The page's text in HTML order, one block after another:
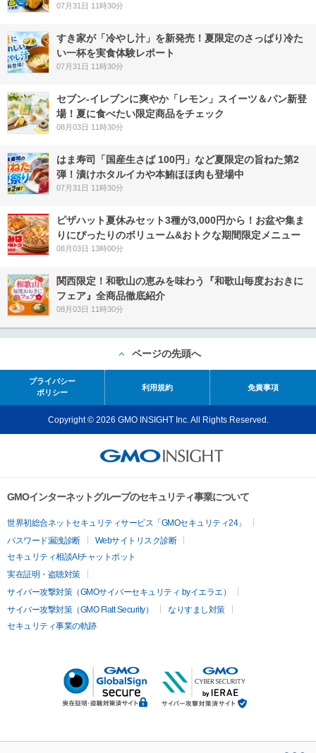
07月31日 11時30分
すき家が「冷やし汁」を新発売！夏限定のさっぱり冷た
い一杯を実食体験レポート
07月31日 11時30分
セブン‐イレブンに爽やか「レモン」スイーツ＆パン新登
場！夏に食べたい限定商品をチェック
08月03日 11時30分
はま寿司「国産生さば 100円」など夏限定の旨ねた第2
弾！漬けホタルイカや本鮪ほほ肉も登場中
07月31日 11時30分
ピザハット夏休みセット3種が3,000円から！お盆や集ま
りにぴったりのボリューム&おトクな期間限定メニュー
08月03日 13時00分
関西限定！和歌山の恵みを味わう『和歌山毎度おおきに
フェア』全商品徹底紹介
08月03日 11時30分
ページの先頭へ
プライバシー
ポリシー
利用規約 免責事項
Copyright © 2026 GMO INSIGHT Inc. All Rights Reserved.
GMOインターネットグループのセキュリティ事業について
世界初総合ネットセキュリティサービス「GMOセキュリティ24」
パスワード漏洩診断
Webサイトリスク診断
セキュリティ相談AIチャットボット
実在証明・盗聴対策
サイバー攻撃対策（GMOサイバーセキュリティ byイエラエ）
サイバー攻撃対策（GMO Flatt Security）
なりすまし対策
セキュリティ事業の軌跡